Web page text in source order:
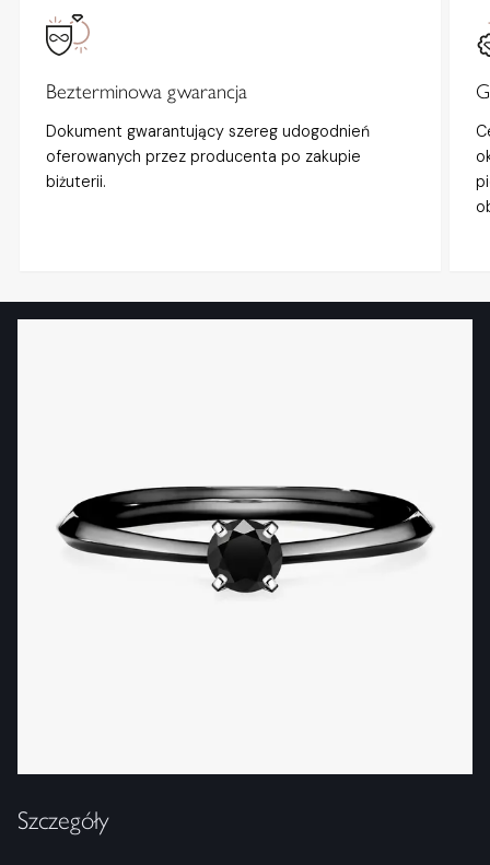
Bezterminowa gwarancja
Dokument gwarantujący szereg udogodnień
oferowanych przez producenta po zakupie
biżuterii.
Szczegóły